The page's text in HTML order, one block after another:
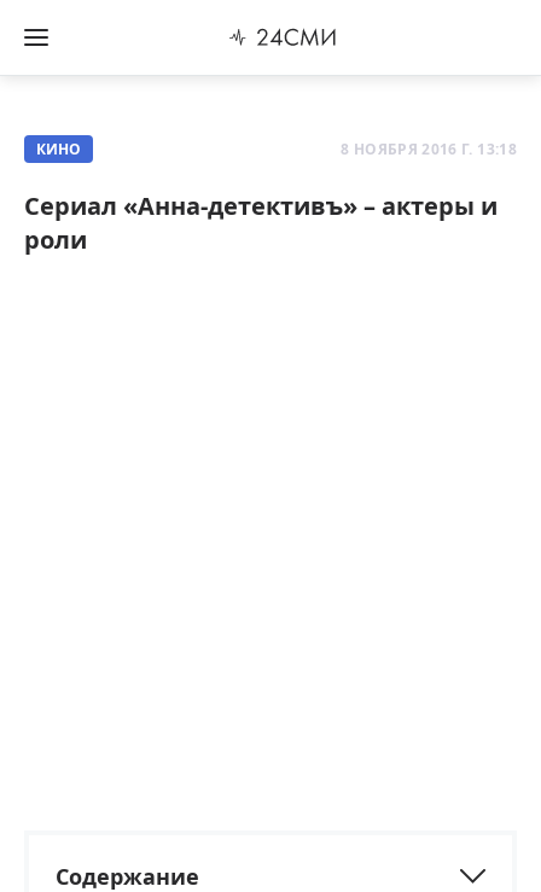
КИНО 8 НОЯБРЯ 2016 Г. 13:18
Сериал «Анна-детективъ» – актеры и
роли
Содержание